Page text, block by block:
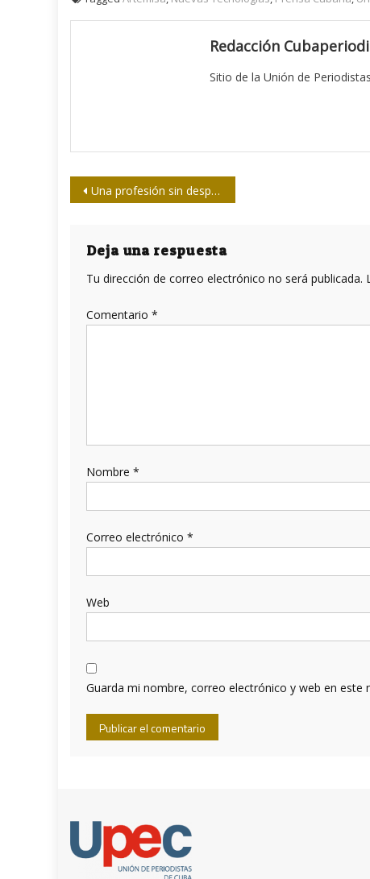
Redacción
Sitio de la Unión de
Navegación
entradas
Una profesión sin despedidas
Deja una respuesta
Tu dirección de correo electrónico no será publicada.
Comentario *
Nombre *
Correo electrónico *
Web
Guarda mi nombre, correo electrónico y web en este